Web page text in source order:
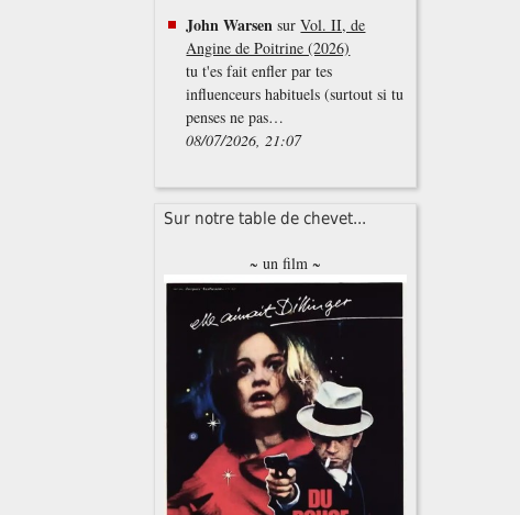
John Warsen surVol. II, de
Angine de Poitrine (2026)
tu t'es fait enfler par tes
influenceurs habituels (surtout si tu
penses ne pas…
08/07/2026, 21:07
Sur notre table de chevet...
~ un film ~